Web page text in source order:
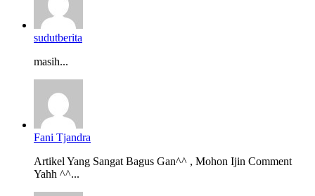
sudutberita
masih...
Fani Tjandra
Artikel Yang Sangat Bagus Gan^^ , Mohon Ijin Comment
Yahh ^^...